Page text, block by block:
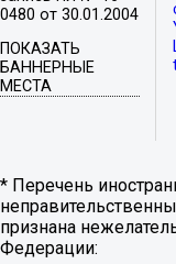
0480 от 30.01.2004
ПОКАЗАТЬ
БАННЕРНЫЕ
МЕСТА
* Перечень
признана
Федерации: